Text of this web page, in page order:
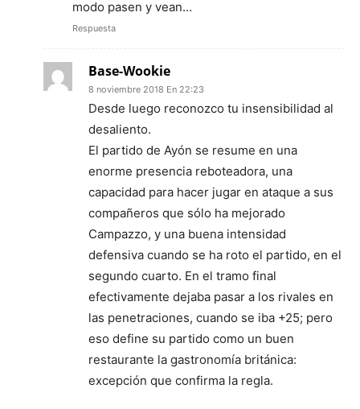
modo pasen y vean…
Respuesta
Base-Wookie
8 noviembre 2018 En 22:23
Desde luego reconozco tu insensibilidad al
desaliento.
El partido de Ayón se resume en una
enorme presencia reboteadora, una
capacidad para hacer jugar en ataque a sus
compañeros que sólo ha mejorado
Campazzo, y una buena intensidad
defensiva cuando se ha roto el partido, en el
segundo cuarto. En el tramo final
efectivamente dejaba pasar a los rivales en
las penetraciones, cuando se iba +25; pero
eso define su partido como un buen
restaurante la gastronomía británica:
excepción que confirma la regla.